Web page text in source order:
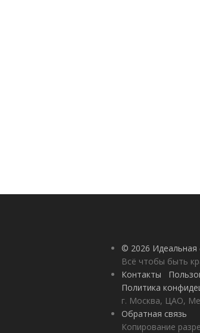
© 2026 Идеальная
Всё чтобы быть
Контакты
Политика
г. Москва, ЦАО,
Обратная связь
Копирование